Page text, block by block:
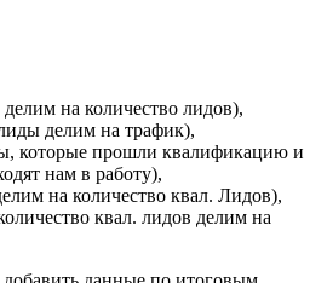
на количество лидов),
делим на трафик),
которые прошли квалификацию и
нам в работу),
на количество квал. Лидов),
квал. лидов делим на